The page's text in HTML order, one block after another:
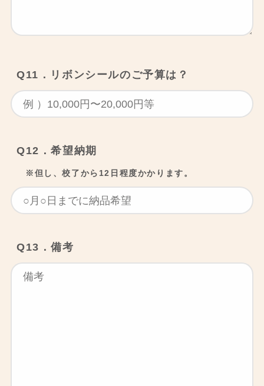
Q11．リボンシールのご予算は？
Q12．希望納期
※但し、校了から12日程度かかります。
Q13．備考